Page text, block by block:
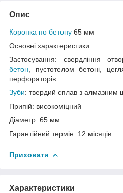
Опис
Коронка по бетону 65 мм
Основні характеристики:
Застосування: свердління
бетон , пустотелом бетоні,
перфораторів
Зуби: твердий сплав з алмазним
Припій: високоміцний
Діаметр: 65 мм
Гарантійний термін: 12 місяців
Приховати
Характеристики